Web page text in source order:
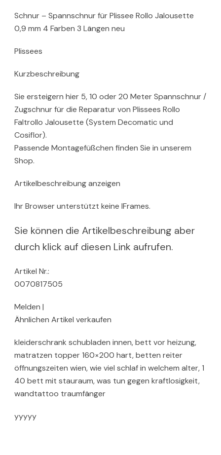
Schnur – Spannschnur für Plissee Rollo Jalousette
0,9 mm 4 Farben 3 Längen neu
Plissees
Kurzbeschreibung
Sie ersteigern hier 5, 10 oder 20 Meter Spannschnur /
Zugschnur für die Reparatur von Plissees Rollo
Faltrollo Jalousette (System Decomatic und
Cosiflor).
Passende Montagefüßchen finden Sie in unserem
Shop.
Artikelbeschreibung anzeigen
Ihr Browser unterstützt keine IFrames.
Sie können die Artikelbeschreibung aber
durch klick auf diesen Link aufrufen.
Artikel Nr.:
0070817505
Melden |
Ähnlichen Artikel verkaufen
kleiderschrank schubladen innen, bett vor heizung,
matratzen topper 160×200 hart, betten reiter
öffnungszeiten wien, wie viel schlaf in welchem alter, 1
40 bett mit stauraum, was tun gegen kraftlosigkeit,
wandtattoo traumfänger
yyyyy